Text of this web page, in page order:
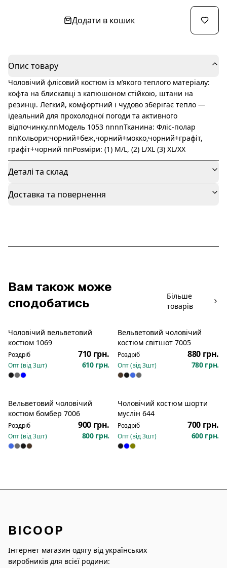
Додати в кошик
Опис товару
Чоловічий флісовий костюм із м’якого теплого матеріалу:
кофта на блискавці з капюшоном стійкою, штани на
резинці. Легкий, комфортний і чудово зберігає тепло —
ідеальний для прохолодної погоди та активного
відпочинку.nnМодель 1053 nnnnТканина: Фліс-полар
nnКольори:чорний+беж,чорний+мокко,чорний+графіт,
графіт+чорний nnРозміри: (1) M/L, (2) L/XL (3) XL/XX
Деталі та склад
Доставка та повернення
Вам також може
сподобатись
Більше
товарів
Чоловічий вельветовий
костюм 1069
Роздріб 710 грн.
Опт (від3шт) 610 грн.
Новинка
Вельветовий чоловічий
костюм світшот 7005
Роздріб 880 грн.
Опт (від3шт) 780 грн.
Новинка
Вельветовий чоловічий
костюм бомбер 7006
Роздріб 900 грн.
Опт (від3шт) 800 грн.
Чоловічий костюм шорти
муслін 644
Роздріб 700 грн.
Опт (від3шт) 600 грн.
BICOOP
Інтернет магазин одягу від українських
виробників для всієї родини: